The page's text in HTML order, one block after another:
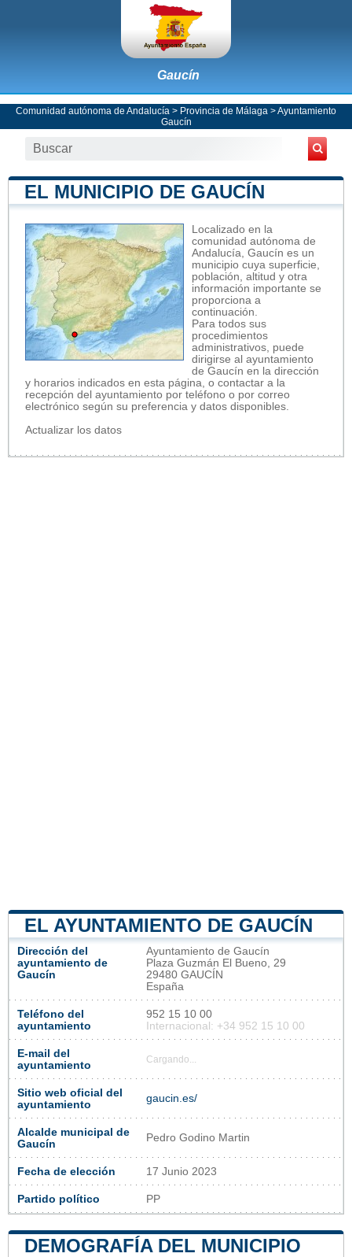
Gaucín
Comunidad autónoma de Andalucía > Provincia de Málaga >Ayuntamiento
Gaucín
EL MUNICIPIO DE GAUCÍN
Localizado en la
comunidad autónoma de
Andalucía, Gaucín es un
municipio cuya superficie,
población, altitud y otra
información importante se
proporciona a
continuación.
Para todos sus
procedimientos
administrativos, puede
dirigirse al ayuntamiento
de Gaucín en la dirección
y horarios indicados en esta página, o contactar a la
recepción del ayuntamiento por teléfono o por correo
electrónico según su preferencia y datos disponibles.
Actualizar los datos
EL AYUNTAMIENTO DE GAUCÍN
Dirección del
ayuntamiento de
Gaucín
Ayuntamiento de Gaucín
Plaza Guzmán El Bueno, 29
29480 GAUCÍN
España
Teléfono del
ayuntamiento
952 15 10 00
Internacional: +34 952 15 10 00
E-mail del
ayuntamiento
Cargando...
Sitio web oficial del
ayuntamiento
gaucin.es/
Alcalde municipal de
Gaucín
Pedro Godino Martin
Fecha de elección 17 Junio 2023
Partido político PP
DEMOGRAFÍA DEL MUNICIPIO